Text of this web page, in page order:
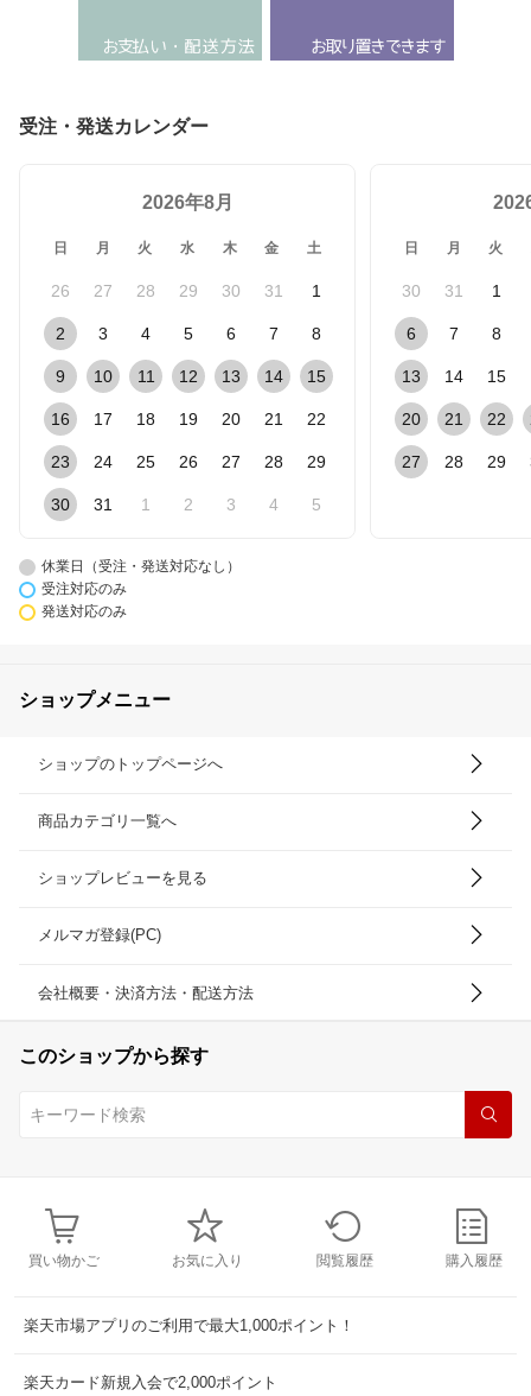
受注・発送カレンダー
2026年8月
日 月 火 水 木 金 土
26 27 28 29 30 31 1
2 3 4 5 6 7 8
9 10 11 12 13 14 15
16 17 18 19 20 21 22
23 24 25 26 27 28 29
30 31 1 2 3 4 5
日 月 火
30 31 1
6 7 8
13 14 15
20 21 22
27 28 29
休業日（受注・発送対応なし）
受注対応のみ
発送対応のみ
ショップメニュー
ショップのトップページへ
商品カテゴリ一覧へ
ショップレビューを見る
メルマガ登録(PC)
会社概要・決済方法・配送方法
このショップから探す
買い物かご お気に入り 閲覧履歴 購入履歴
楽天市場アプリのご利用で最大1,000ポイント！
楽天カード新規入会で2,000ポイント